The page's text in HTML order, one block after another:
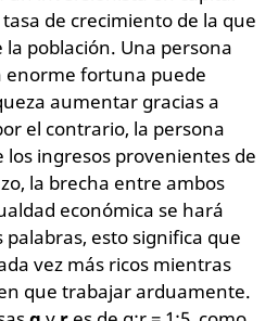
de crecimiento de la que
población. Una persona
enorme fortuna puede
aumentar gracias a
el contrario, la persona
ingresos provenientes de
la brecha entre ambos
económica se hará
palabras, esto significa que
vez más ricos mientras
que trabajar arduamente.